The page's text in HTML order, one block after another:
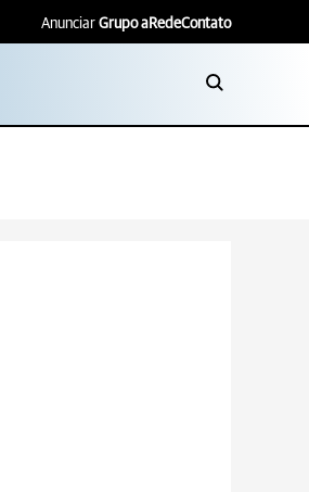
Anunciar Grupo aRedeContato